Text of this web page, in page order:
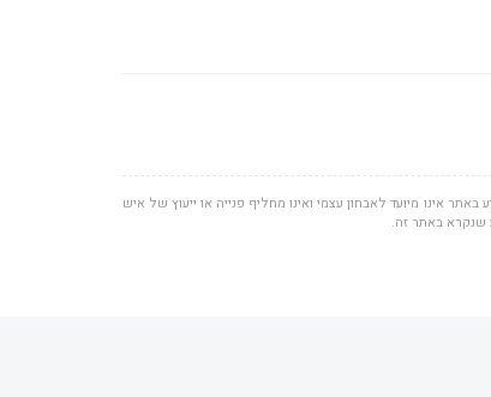
אינו מיועד לאבחון עצמי ואינו מחליף פנייה או ייעוץ של איש
שנקרא באתר זה.